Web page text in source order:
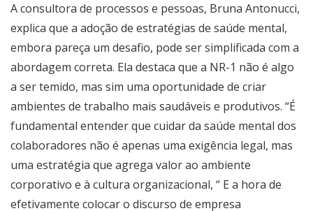
A consultora de processos e pessoas, Bruna Antonucci,
explica que a adoção de estratégias de saúde mental,
embora pareça um desafio, pode ser simplificada com a
abordagem correta. Ela destaca que a NR-1 não é algo
a ser temido, mas sim uma oportunidade de criar
ambientes de trabalho mais saudáveis e produtivos. “É
fundamental entender que cuidar da saúde mental dos
colaboradores não é apenas uma exigência legal, mas
uma estratégia que agrega valor ao ambiente
corporativo e à cultura organizacional, “ E a hora de
efetivamente colocar o discurso de empresa